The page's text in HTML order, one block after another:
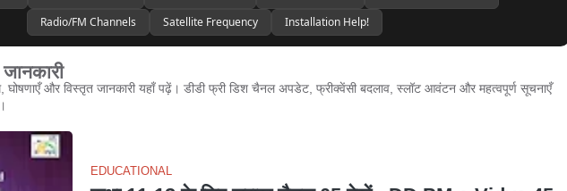
Radio/FM Channels
Satellite Frequency Installation Help!
घोषणाएँ और विस्तृत जानकारी यहाँ पढ़ें। डीडी फ्री डिश चैनल अपडेट, फ्रीक्वेंसी बदलाव, स्लॉट आवंटन और महत्वपूर्ण सूचनाएँ
EDUCATIONAL